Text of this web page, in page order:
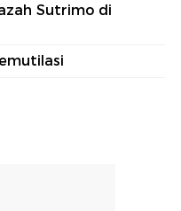
Sutrimo di